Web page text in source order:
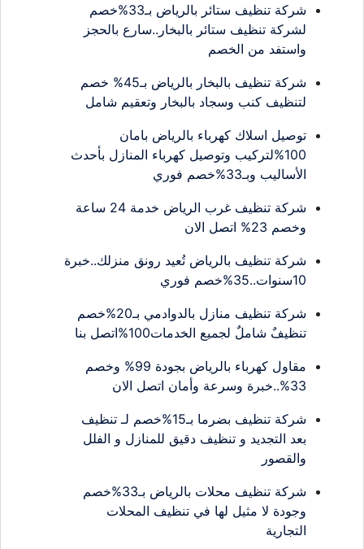
شركة تنظيف ستائر بالرياض بـ33%خصم
لشركة تنظيف ستائر بالبخار..سارع بالحجز
واستفد من الخصم
شركة تنظيف بالبخار بالرياض بـ45% خصم
لتنظيف كنب وسجاد بالبخار وتعقيم شامل
توصيل اسلاك كهرباء بالرياض بامان
100%لتركيب وتوصيل كهرباء المنازل بأحدث
الأساليب وبـ33%خصم فوري
شركة تنظيف غرب الرياض خدمة 24 ساعة
وخصم 23% اتصل الان
شركة تنظيف بالرياض تُعيد رونق منزلك..خبرة
10سنوات..35%خصم فوري
شركة تنظيف منازل بالدوادمي بـ20%خصم
تنظيفٌ شاملٌ لجميع الخدمات100%اتصل بنا
مقاول كهرباء بالرياض بجودة 99% وخصم
33%..خبرة وسرعة وأمان اتصل الان
شركة تنظيف بضرما بـ15%خصم لـ تنظيف
بعد التجديد و تنظيف دقيق للمنازل و الفلل
والقصور
شركة تنظيف محلات بالرياض بـ33%خصم
وجودة لا مثيل لها في تنظيف المحلات
التجارية